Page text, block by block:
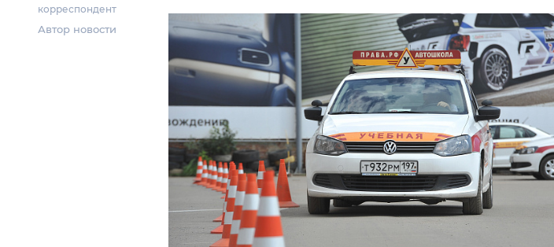
корреспондент
Автор новости